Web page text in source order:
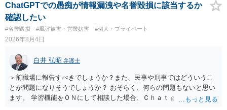
ChatGPTでの愚痴が情報漏洩や名誉毀損に該当するか
確認したい
#名誉毀損 #風評被害・営業妨害 #個人・プライベート
2026年8月4日
白井 弘昭 弁護士
＞前職場に報告すべきでしょうか？また、民事や刑事ではどういうこ
とが問題になりそうでしょうか？ おそらく、何らの問題もないと思い
ます。 学習機能をＯＮにして相談した場合、Ｃｈａｔｇｐｔがｏｐｅ